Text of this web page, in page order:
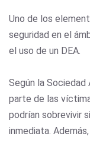
Uno de los
seguridad en el
el uso de un DEA.
Según la Sociedad
parte de las
podrían sobrevivir
inmediata.